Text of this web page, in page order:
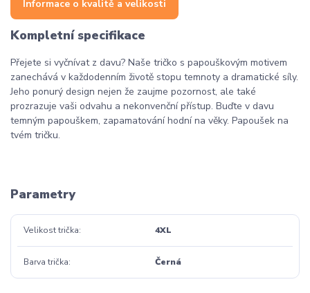
Informace o kvalitě a velikosti
Kompletní specifikace
Přejete si vyčnívat z davu? Naše tričko s papouškovým motivem
zanechává v každodenním životě stopu temnoty a dramatické síly.
Jeho ponurý design nejen že zaujme pozornost, ale také
prozrazuje vaši odvahu a nekonvenční přístup. Buďte v davu
temným papouškem, zapamatování hodní na věky. Papoušek na
tvém tričku.
Parametry
Velikost trička 4XL
Barva trička Černá